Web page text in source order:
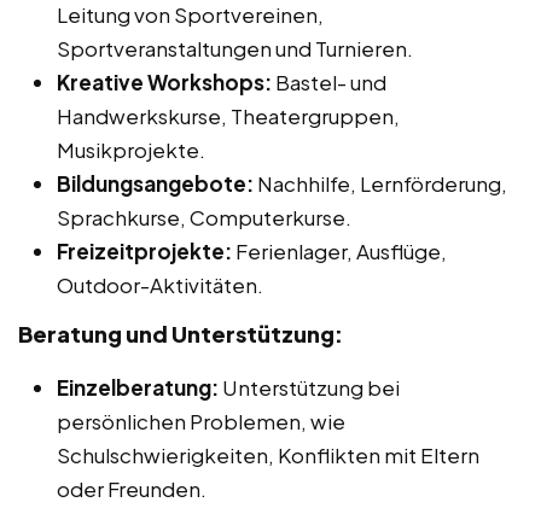
Leitung von Sportvereinen,
Sportveranstaltungen und Turnieren.
Kreative Workshops: Bastel- und
Handwerkskurse, Theatergruppen,
Musikprojekte.
Bildungsangebote: Nachhilfe, Lernförderung,
Sprachkurse, Computerkurse.
Freizeitprojekte: Ferienlager, Ausflüge,
Outdoor-Aktivitäten.
Beratung und Unterstützung:
Einzelberatung: Unterstützung bei
persönlichen Problemen, wie
Schulschwierigkeiten, Konflikten mit Eltern
oder Freunden.